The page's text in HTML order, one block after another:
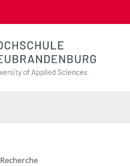
Recherche